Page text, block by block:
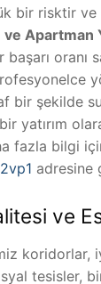
bir risktir
ve Apartman
oranı
bir şekilde
yatırım
fazla bilgi
adresine
ve
koridorlar,
tesisler,